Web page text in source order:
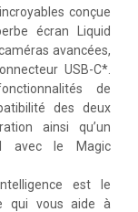
conçue
écran Liquid
avancées,
USB-C*.
de
des deux
ainsi qu’un
avec le Magic
est le
qui vous aide à